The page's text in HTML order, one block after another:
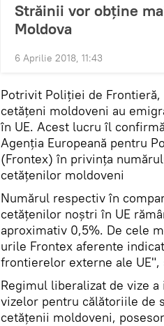
Străinii vor obține
Moldova
6 Aprilie 2018, 11:43
Potrivit Poliţiei de Frontieră,
cetățeni moldoveni au
în UE. Acest lucru îl
Agenția Europeană pentru
(Frontex) în privința
cetățenilor moldoveni
Numărul respectiv în
cetățenilor noștri în UE
aproximativ 0,5%. De cele
urile Frontex aferente
frontierelor externe ale
Regimul liberalizat de vize
vizelor pentru călătoriile de
cetăţenii moldoveni,